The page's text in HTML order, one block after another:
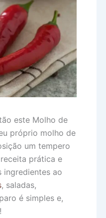
este Molho de
próprio molho de
um tempero
prática e
ao
, saladas,
é simples e,